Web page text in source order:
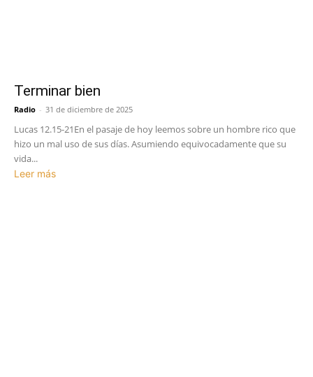
Terminar bien
Radio - 31 de diciembre de 2025
Lucas 12.15-21En el pasaje de hoy leemos sobre un hombre rico que
hizo un mal uso de sus días. Asumiendo equivocadamente que su
vida...
Leer más